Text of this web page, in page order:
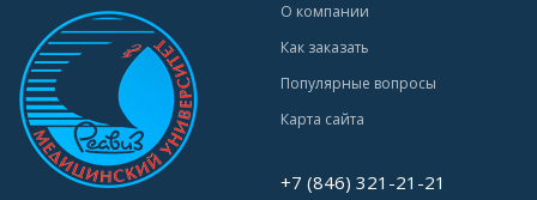
О компании
Как заказать
Популярные вопросы
Карта сайта
+7 (846) 321-21-21